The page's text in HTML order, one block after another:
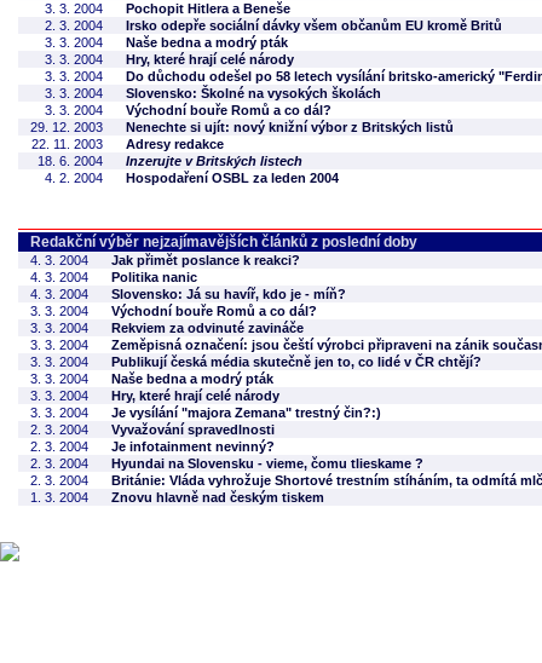
3. 3. 2004
Pochopit Hitlera a Beneše
2. 3. 2004
Irsko odepře sociální dávky všem občanům EU kromě Britů
3. 3. 2004
Naše bedna a modrý pták
3. 3. 2004
Hry, které hrají celé národy
3. 3. 2004
Do důchodu odešel po 58 letech vysílání britsko-americký
3. 3. 2004
Slovensko: Školné na vysokých školách
3. 3. 2004
Východní bouře Romů a co dál?
29. 12. 2003
Nenechte si ujít: nový knižní výbor z Britských listů
22. 11. 2003
Adresy redakce
18. 6. 2004
Inzerujte v Britských listech
4. 2. 2004
Hospodaření OSBL za leden 2004
Redakční výběr nejzajímavějších článků z poslední doby
4. 3. 2004
Jak přimět poslance k reakci?
4. 3. 2004
Politika nanic
4. 3. 2004
Slovensko: Já su havíř, kdo je - míň?
3. 3. 2004
Východní bouře Romů a co dál?
3. 3. 2004
Rekviem za odvinuté zavináče
3. 3. 2004
Zeměpisná označení: jsou čeští výrobci připraveni na zánik
3. 3. 2004
Publikují česká média skutečně jen to, co lidé v ČR chtějí?
3. 3. 2004
Naše bedna a modrý pták
3. 3. 2004
Hry, které hrají celé národy
3. 3. 2004
Je vysílání "majora Zemana" trestný čin?:)
2. 3. 2004
Vyvažování spravedlnosti
2. 3. 2004
Je infotainment nevinný?
2. 3. 2004
Hyundai na Slovensku - vieme, čomu tlieskame ?
2. 3. 2004
Británie: Vláda vyhrožuje Shortové trestním stíháním, ta odmítá
1. 3. 2004
Znovu hlavně nad českým tiskem